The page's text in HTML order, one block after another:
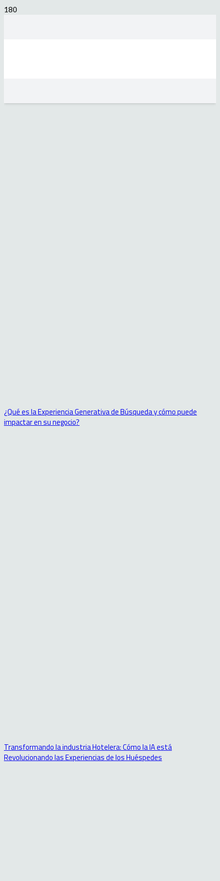
¿Qué es la Experiencia Generativa de Búsqueda y cómo puede
impactar en su negocio?
Transformando la industria Hotelera: Cómo la IA está
Revolucionando las Experiencias de los Huéspedes